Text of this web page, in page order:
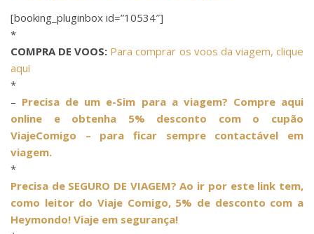
[booking_pluginbox id=”10534″]
*
COMPRA DE VOOS: Para comprar os voos da viagem, clique
aqui
*
– Precisa de um e-Sim para a viagem? Compre aqui
online e obtenha 5% desconto com o cupão
ViajeComigo – para ficar sempre contactável em
viagem.
*
Precisa de SEGURO DE VIAGEM? Ao ir por este link tem,
como leitor do Viaje Comigo, 5% de desconto com a
Heymondo! Viaje em segurança!